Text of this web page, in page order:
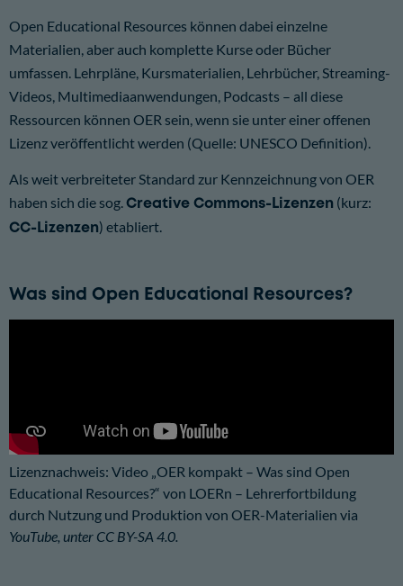
Open Educational Resources können dabei einzelne
Materialien, aber auch komplette Kurse oder Bücher
umfassen. Lehrpläne, Kursmaterialien, Lehrbücher, Streaming-
Videos, Multimediaanwendungen, Podcasts – all diese
Ressourcen können OER sein, wenn sie unter einer offenen
Lizenz veröffentlicht werden (Quelle: UNESCO Definition).
Als weit verbreiteter Standard zur Kennzeichnung von OER
haben sich die sog. Creative Commons-Lizenzen (kurz:
CC-Lizenzen) etabliert.
Was sind Open Educational Resources?
Lizenznachweis: Video „OER kompakt – Was sind Open
Educational Resources?“ von LOERn – Lehrerfortbildung
durch Nutzung und Produktion von OER-Materialien via
YouTube, unter CC BY-SA 4.0.